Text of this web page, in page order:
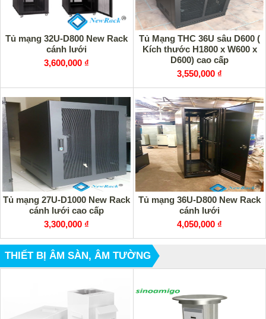
Tủ mạng 32U-D800 New Rack
cánh lưới
3,600,000 ₫
Tủ Mạng THC 36U sâu D600 (
Kích thước H1800 x W600 x
D600) cao cấp
3,550,000 ₫
Tủ mạng 27U-D1000 New Rack
cánh lưới cao cấp
3,300,000 ₫
Tủ mạng 36U-D800 New Rack
cánh lưới
4,050,000 ₫
THIẾT BỊ ÂM SÀN, ÂM TƯỜNG